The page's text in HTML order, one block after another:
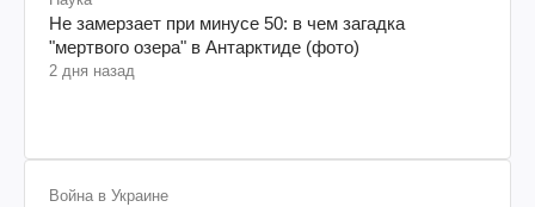
Не замерзает при минусе 50: в чем загадка
"мертвого озера" в Антарктиде (фото)
2 дня назад
Война в Украине